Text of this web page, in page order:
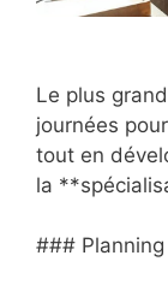
Le plus
journées
tout en
la
### Planning